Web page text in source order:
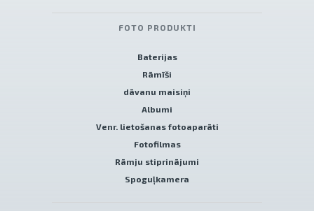
FOTO PRODUKTI
Baterijas
Rāmīši
dāvanu maisiņi
Albumi
Venr. lietošanas fotoaparāti
Fotofilmas
Rāmju stiprinājumi
Spoguļkamera